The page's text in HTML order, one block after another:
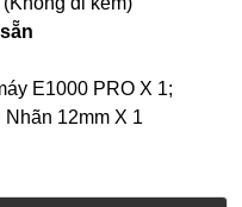
E1000 PRO X 1;
12mm X 1